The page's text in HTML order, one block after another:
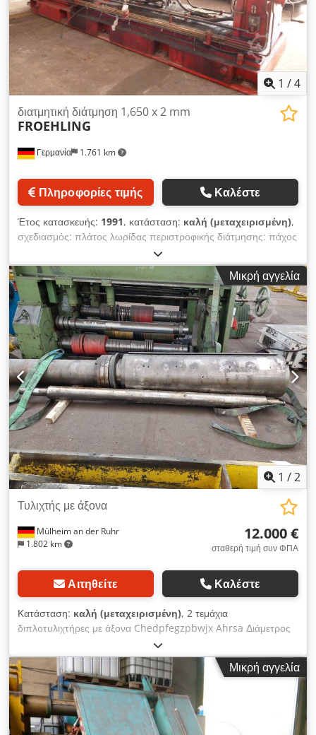
1 /4
Γερμανία 1.761 km
διατμητική διάτμηση 1,650 x 2 mm
FROEHLING
Πληροφορίες τιμής Καλέστε
Έτος κατασκευής: 1991, κατάσταση: καλή (μεταχειρισμένη),
σχεδιασμός: πλάτος λωρίδας περιστροφικής διάτμησης: πάχος
λωρίδας 500 - 1.650 mm 0,3 - 2 mm Cjdpsgnyy Tofx Ahrjha
Μικρή αγγελία
1 /2
Mülheim an der Ruhr
1.802 km
Τυλιχτής με άξονα
12.000 €
σταθερή τιμή συν ΦΠΑ
Αιτηθείτε Καλέστε
Κατάσταση: καλή (μεταχειρισμένη), 2 τεμάχια
διπλοτυλιχτήρες με άξονα Chedpfegzpbwjx Ahrsa Διάμετρος
500 mm, μήκος 1650 mm Υδραυλικά διαστελλόμενοι 150 bar
Φορτίο αντοχής 15000 kg Πλάτος ταινίας 1500 mm Τιμή
12.000,00 EUR / τεμ.
Μικρή αγγελία